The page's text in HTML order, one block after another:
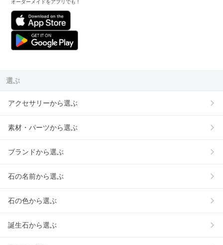
オーダーメイドをアプリでも！
選ぶ
アクセサリーから選ぶ
素材・パーツから選ぶ
ブランドから選ぶ
石の名前から選ぶ
石の色から選ぶ
誕生石から選ぶ